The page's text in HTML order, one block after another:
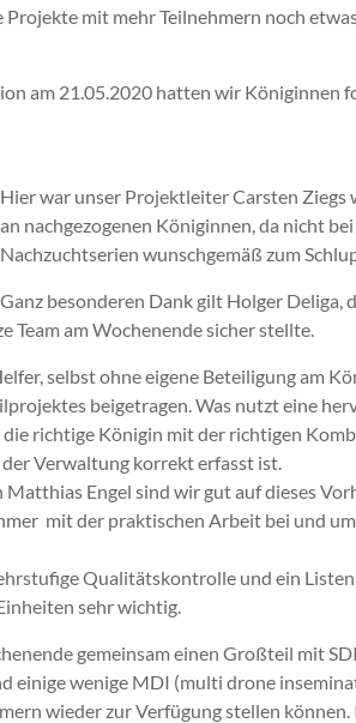
mit mehr Teilnehmern noch
am 21.05.2020 hatten wir Königinnen
Hier war unser Projektleiter Carsten
an nachgezogenen Königinnen, da nicht
Nachzuchtserien wunschgemäß zum
Ganz besonderen Dank gilt Holger Deliga,
Team am Wochenende sicher stellte.
selbst ohne eigene Beteiligung am
beigetragen. Was nutzt eine
richtige Königin mit der richtigen
Verwaltung korrekt erfasst ist.
Matthias Engel sind wir gut auf dieses
mit der praktischen Arbeit bei und
Qualitätskontrolle und ein
sehr wichtig.
gemeinsam einen Großteil mit
einige wenige MDI (multi drone
wieder zur Verfügung stellen